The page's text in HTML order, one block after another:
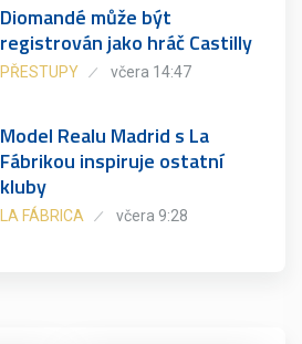
Diomandé může být
registrován jako hráč Castilly
PŘESTUPY včera 14:47
Model Realu Madrid s La
Fábrikou inspiruje ostatní
kluby
LA FÁBRICA včera 9:28